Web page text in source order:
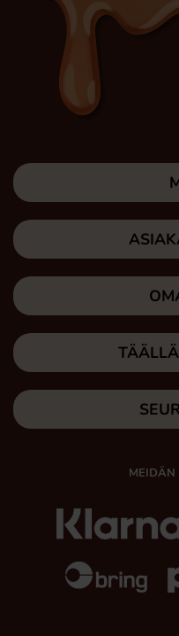
MEIDÄN